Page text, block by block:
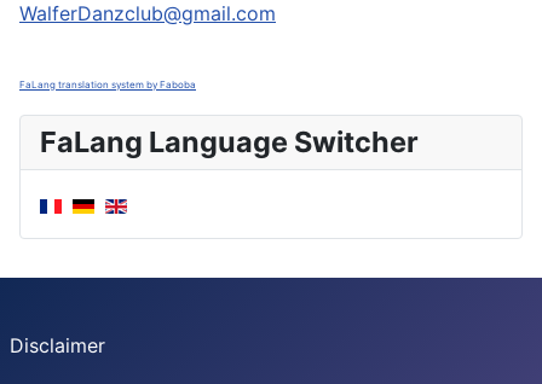
WalferDanzclub@gmail.com
FaLang translation system by Faboba
FaLang Language Switcher
Disclaimer